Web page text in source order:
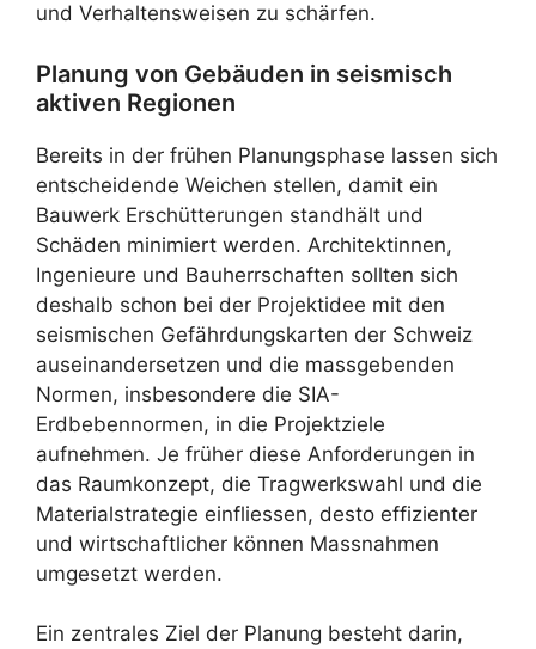
und Verhaltensweisen zu schärfen.
Planung von Gebäuden in seismisch
aktiven Regionen
Bereits in der frühen Planungsphase lassen sich
entscheidende Weichen stellen, damit ein
Bauwerk Erschütterungen standhält und
Schäden minimiert werden. Architektinnen,
Ingenieure und Bauherrschaften sollten sich
deshalb schon bei der Projektidee mit den
seismischen Gefährdungskarten der Schweiz
auseinandersetzen und die massgebenden
Normen, insbesondere die SIA-
Erdbebennormen, in die Projektziele
aufnehmen. Je früher diese Anforderungen in
das Raumkonzept, die Tragwerkswahl und die
Materialstrategie einfliessen, desto effizienter
und wirtschaftlicher können Massnahmen
umgesetzt werden.
Ein zentrales Ziel der Planung besteht darin,